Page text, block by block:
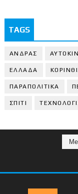
TAGS
ΑΝΔΡΑΣ
ΕΛΛΑΔΑ
ΠΑΡΑΠΟΛΙΤΙΚΑ
ΣΠΙΤΙ